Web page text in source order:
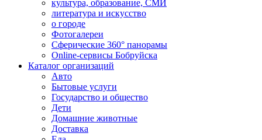
культура, образование, СМИ
литература и искусство
о городе
Фотогалереи
Сферические 360° панорамы
Online-сервисы Бобруйска
Каталог организаций
Авто
Бытовые услуги
Государство и общество
Дети
Домашние животные
Доставка